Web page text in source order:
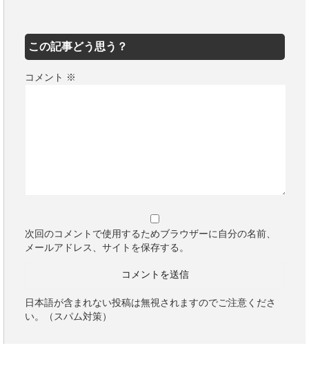
この記事どう思う？
コメント ※
次回のコメントで使用するためブラウザーに自分の名前、
メールアドレス、サイトを保存する。
日本語が含まれない投稿は無視されますのでご注意くださ
い。（スパム対策）